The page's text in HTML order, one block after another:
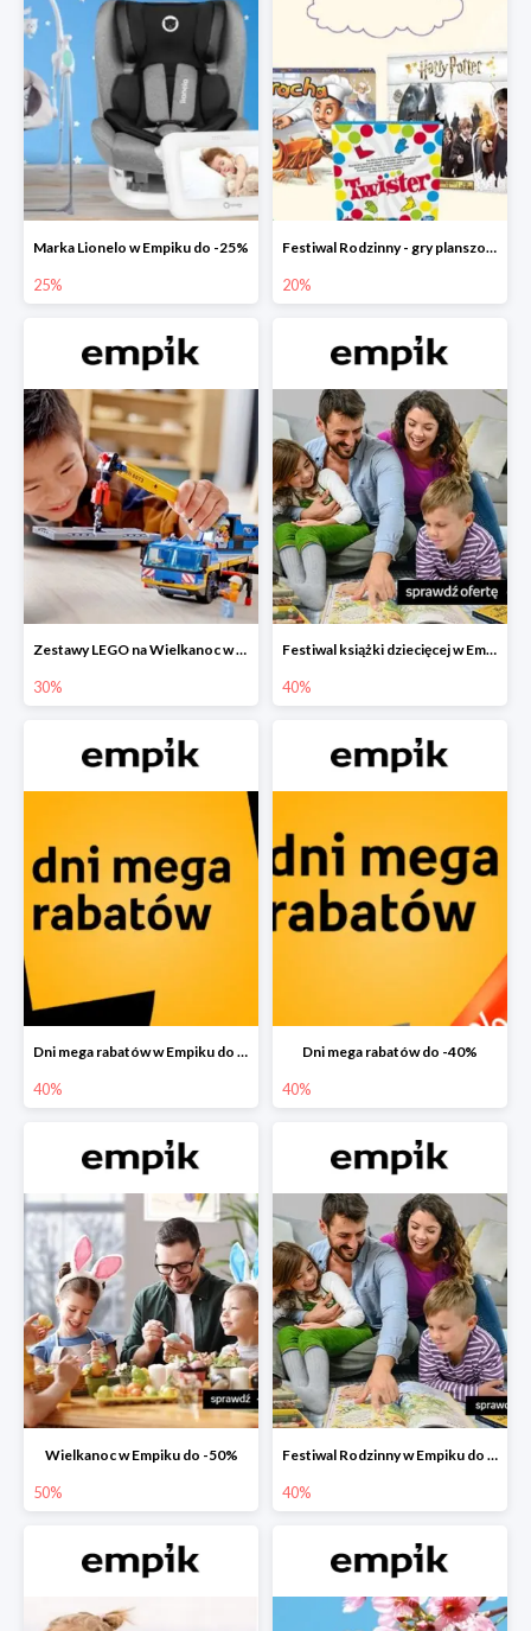
Marka Lionelo w Empiku do -25%
25%
Festiwal Rodzinny - gry planszowe w Empiku do -20%
20%
Zestawy LEGO na Wielkanoc w Empiku do -30%
30%
Festiwal książki dziecięcej w Empiku do -40%
40%
Dni mega rabatów w Empiku do -40%
40%
Dni mega rabatów do -40%
40%
Wielkanoc w Empiku do -50%
50%
Festiwal Rodzinny w Empiku do -40%
40%